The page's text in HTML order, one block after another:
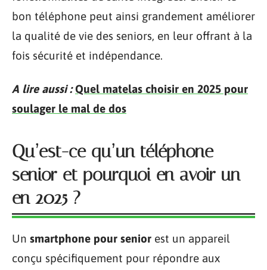
bon téléphone peut ainsi grandement améliorer
la qualité de vie des seniors, en leur offrant à la
fois sécurité et indépendance.
A lire aussi : Quel matelas choisir en 2025 pour
soulager le mal de dos
Qu’est-ce qu’un téléphone
senior et pourquoi en avoir un
en 2025 ?
Un smartphone pour senior est un appareil
conçu spécifiquement pour répondre aux